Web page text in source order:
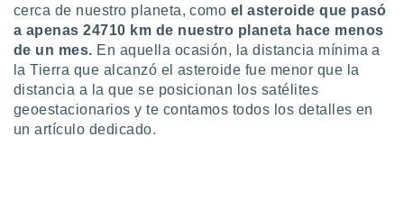
nuestra
y
de
cerca de nuestro planeta, como el asteroide que pasó
a apenas 24710 km de nuestro planeta hace menos
de un mes. En aquella ocasión, la distancia mínima a
la Tierra que alcanzó el asteroide fue menor que la
distancia a la que se posicionan los satélites
geoestacionarios y te contamos todos los detalles en
un artículo dedicado.